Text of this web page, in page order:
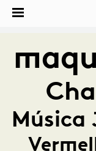
Música